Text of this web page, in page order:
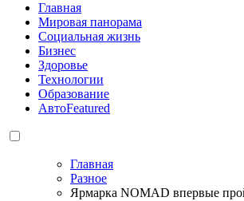
Главная
Мировая панорама
Социальная жизнь
Бизнес
Здоровье
Технологии
Образование
АвтоFeatured
Главная
Разное
Ярмарка NOMAD впервые